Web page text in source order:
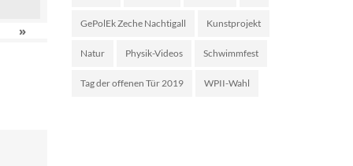
» GePolEk Zeche Nachtigall Kunstprojekt
Natur Physik-Videos Schwimmfest
Tag der offenen Tür 2019 WPII-Wahl